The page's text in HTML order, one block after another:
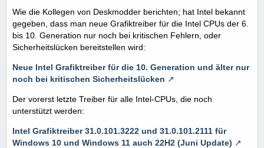
Wie die Kollegen von Deskmodder berichten; hat Intel bekannt
gegeben, dass man neue Grafiktreiber für die Intel CPUs der 6.
bis 10. Generation nur noch bei kritischen Fehlern, oder
Sicherheitslücken bereitstellen wird:
Neue Intel Grafiktreiber für die 10. Generation und älter nur
noch bei kritischen Sicherheitslücken
Der vorerst letzte Treiber für alle Intel-CPUs, die noch
unterstützt werden:
Intel Grafiktreiber 31.0.101.3222 und 31.0.101.2111 für
Windows 10 und Windows 11 auch 22H2 (Juni Update)